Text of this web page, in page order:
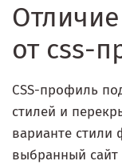
от css-
CSS-профиль
стилей и
варианте стили
выбранный сайт